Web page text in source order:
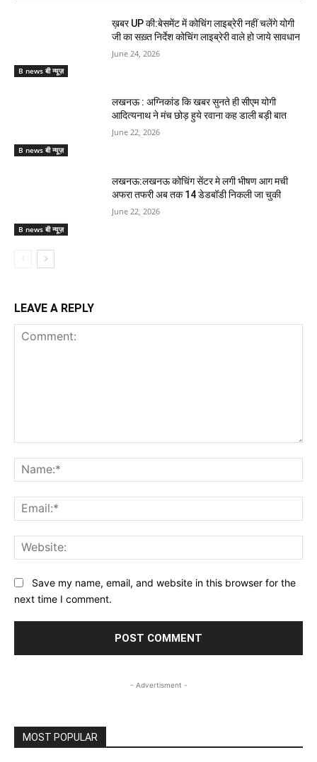
B news बी न्यूज़
ख़बर UP की:बेसमेंट में कोचिंग लाइब्रेरी नहीं चलेंगे योगी
जी का सख़्त निर्देश कोचिंग लाइब्रेरी वाले हो जाये सावधान
June 24, 2026
B news बी न्यूज़
लखनऊ : अग्निकांड कि खबर सुनते ही सीएम योगी
आदित्यनाथ ने मंच छोड़ हुये रवाना कह डाली बड़ी बात
June 22, 2026
B news बी न्यूज़
लखनऊ:लखनऊ कोचिंग सेंटर मे लगी भीषण आग मची
अफरा तफरी अब तक 14 डेडबॉडी निकली जा चुकी
June 22, 2026
LEAVE A REPLY
Save my name, email, and website in this browser for the
next time I comment.
- Advertisment -
MOST POPULAR